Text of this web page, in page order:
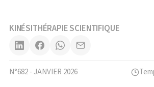
KINÉSITHÉRAPIE SCIENTIFIQUE
N°682 - JANVIER 2026